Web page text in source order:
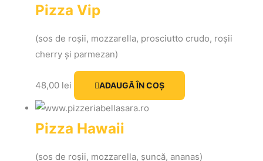
Pizza Vip
(sos de roșii, mozzarella, prosciutto crudo, roșii
cherry și parmezan)
48,00 lei ADAUGĂ ÎN COȘ
Pizza Hawaii
(sos de roșii, mozzarella, șuncă, ananas)